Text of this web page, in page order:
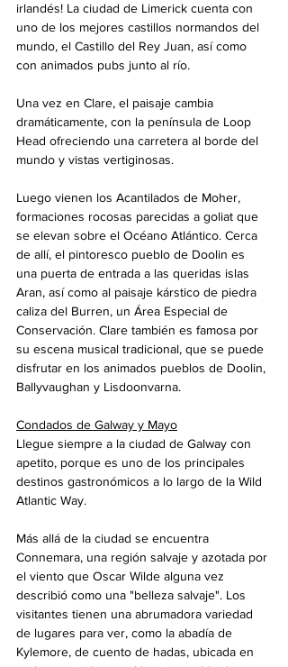
irlandés! La ciudad de Limerick cuenta con
uno de los mejores castillos normandos del
mundo, el Castillo del Rey Juan, así como
con animados pubs junto al río.
Una vez en Clare, el paisaje cambia
dramáticamente, con la península de Loop
Head ofreciendo una carretera al borde del
mundo y vistas vertiginosas.
Luego vienen los Acantilados de Moher,
formaciones rocosas parecidas a goliat que
se elevan sobre el Océano Atlántico. Cerca
de allí, el pintoresco pueblo de Doolin es
una puerta de entrada a las queridas islas
Aran, así como al paisaje kárstico de piedra
caliza del Burren, un Área Especial de
Conservación. Clare también es famosa por
su escena musical tradicional, que se puede
disfrutar en los animados pueblos de Doolin,
Ballyvaughan y Lisdoonvarna.
Condados de Galway y Mayo
Llegue siempre a la ciudad de Galway con
apetito, porque es uno de los principales
destinos gastronómicos a lo largo de la Wild
Atlantic Way.
Más allá de la ciudad se encuentra
Connemara, una región salvaje y azotada por
el viento que Oscar Wilde alguna vez
describió como una "belleza salvaje". Los
visitantes tienen una abrumadora variedad
de lugares para ver, como la abadía de
Kylemore, de cuento de hadas, ubicada en